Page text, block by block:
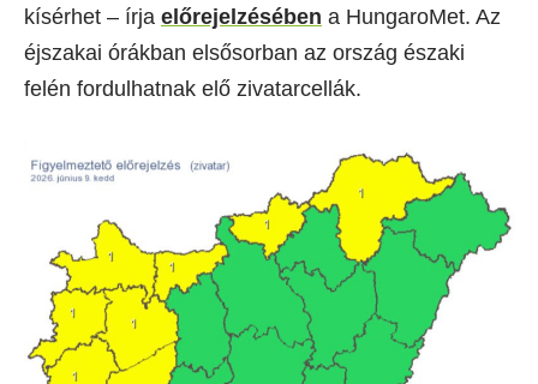
kísérhet – írja előrejelzésében a HungaroMet. Az
éjszakai órákban elsősorban az ország északi
felén fordulhatnak elő zivatarcellák.